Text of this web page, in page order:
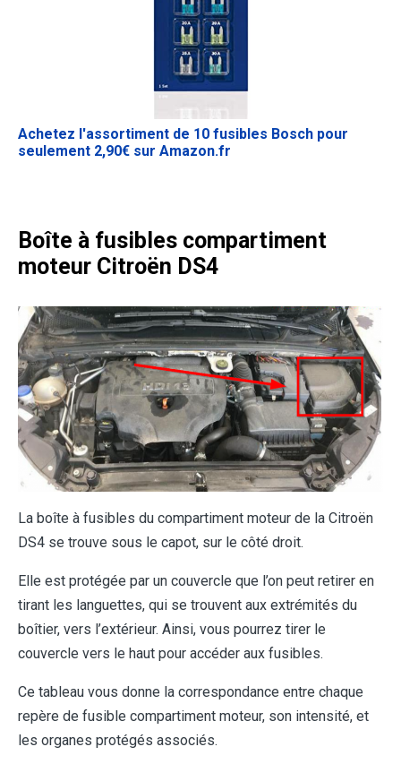
Achetez l'assortiment de 10 fusibles Bosch pour
seulement 2,90€ sur Amazon.fr
Boîte à fusibles compartiment
moteur Citroën DS4
La boîte à fusibles du compartiment moteur de la Citroën
DS4 se trouve sous le capot, sur le côté droit.
Elle est protégée par un couvercle que l’on peut retirer en
tirant les languettes, qui se trouvent aux extrémités du
boîtier, vers l’extérieur. Ainsi, vous pourrez tirer le
couvercle vers le haut pour accéder aux fusibles.
Ce tableau vous donne la correspondance entre chaque
repère de fusible compartiment moteur, son intensité, et
les organes protégés associés.